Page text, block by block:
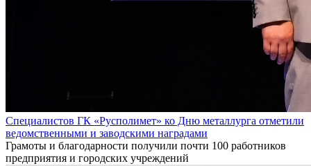
Специалистов ГК «Русполимет» ко Дню металлурга отметили
ведомственными и заводскими наградами
Грамоты и благодарности получили почти 100 работников
предприятия и городских учреждений